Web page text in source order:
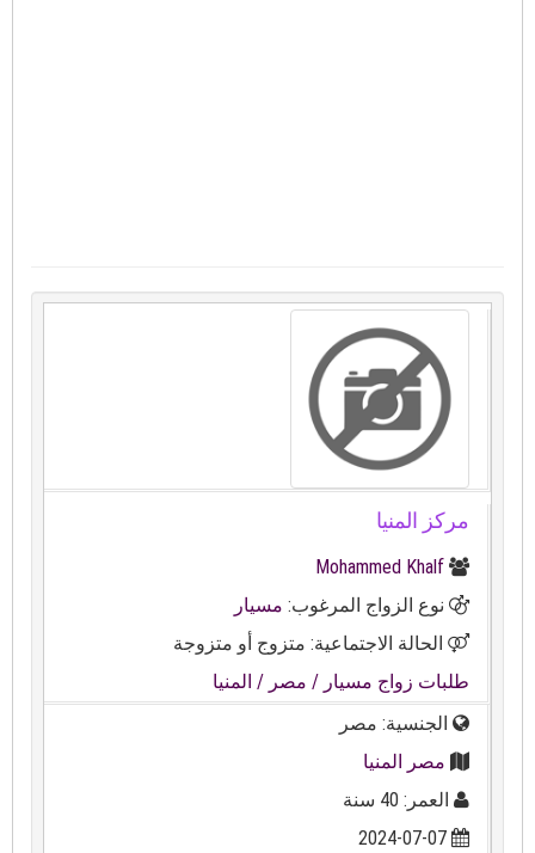
مركز المنيا
Mohammed Khalf
نوع الزواج المرغوب:مسيار
الحالة الاجتماعية: متزوج أو متزوجة
طلبات زواج مسيار / مصر / المنيا
الجنسية: مصر
مصر المنيا
العمر: 40 سنة
2024-07-07